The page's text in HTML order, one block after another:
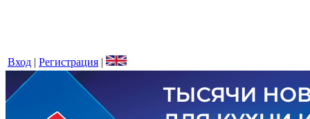
Вход | Регистрация |